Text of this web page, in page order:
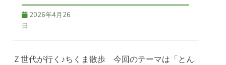
2026年4月26
日
Ｚ世代が行く♪ちくま散歩 今回のテーマは「とん